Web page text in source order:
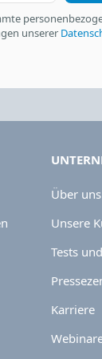
unserer
Über uns
Unsere
Tests
Karriere